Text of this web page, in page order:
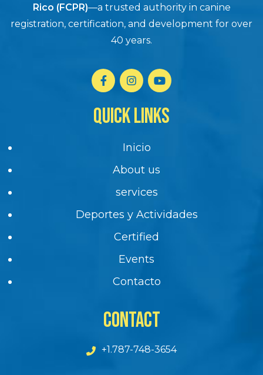
Rico (FCPR)—a trusted authority in canine
registration, certification, and development for over
40 years.
QUICK LINKS
Inicio
About us
services
Deportes y Actividades
Certified
Events
Contacto
CONTACT
+1.787-748-3654